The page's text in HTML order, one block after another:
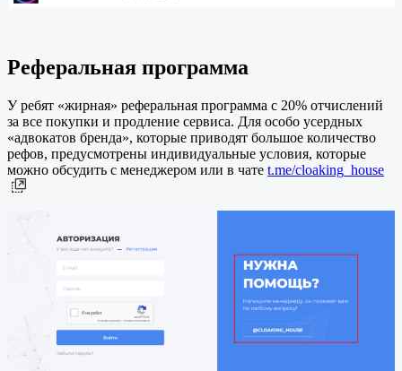
Реферальная программа
У ребят «жирная» реферальная программа с 20% отчислений
за все покупки и продление сервиса. Для особо усердных
«адвокатов бренда», которые приводят большое количество
рефов, предусмотрены индивидуальные условия, которые
можно обсудить с менеджером или в чате t.me/cloaking_house